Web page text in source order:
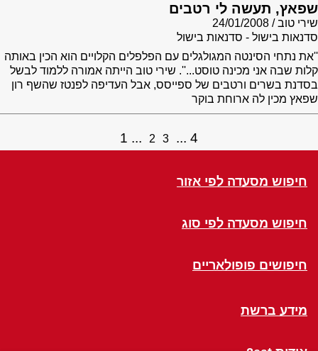
שפאץ, תעשה לי רטבים
שירי טוב
24/01/2008
סדנאות בישול - סדנאות בישול
''את נתחי הסינטה המגולגלים עם הפלפלים הקלויים הוא הכין באותה
קלות שבה אני מכינה טוסט...''. שירי טוב הייתה אמורה ללמוד לבשל
בסדנת בשרים ורטבים של ספייסס, אבל העדיפה לפנטז שהשף רון
שפאץ מכין לה ארוחת בוקר
1 2 3 4
חיפוש מסעדה לפי אזור
חיפוש מסעדה לפי סוג
חיפושים פופולאריים
מידע ברשת